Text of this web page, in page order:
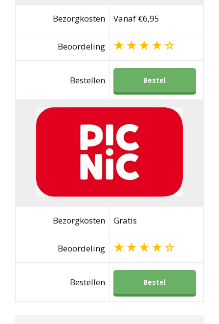
Bezorgkosten Vanaf €6,95
Beoordeling
Bestellen Bestel
Bezorgkosten Gratis
Beoordeling
Bestellen Bestel